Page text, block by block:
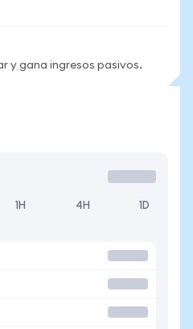
y gana ingresos pasivos.
1H 4H 1D